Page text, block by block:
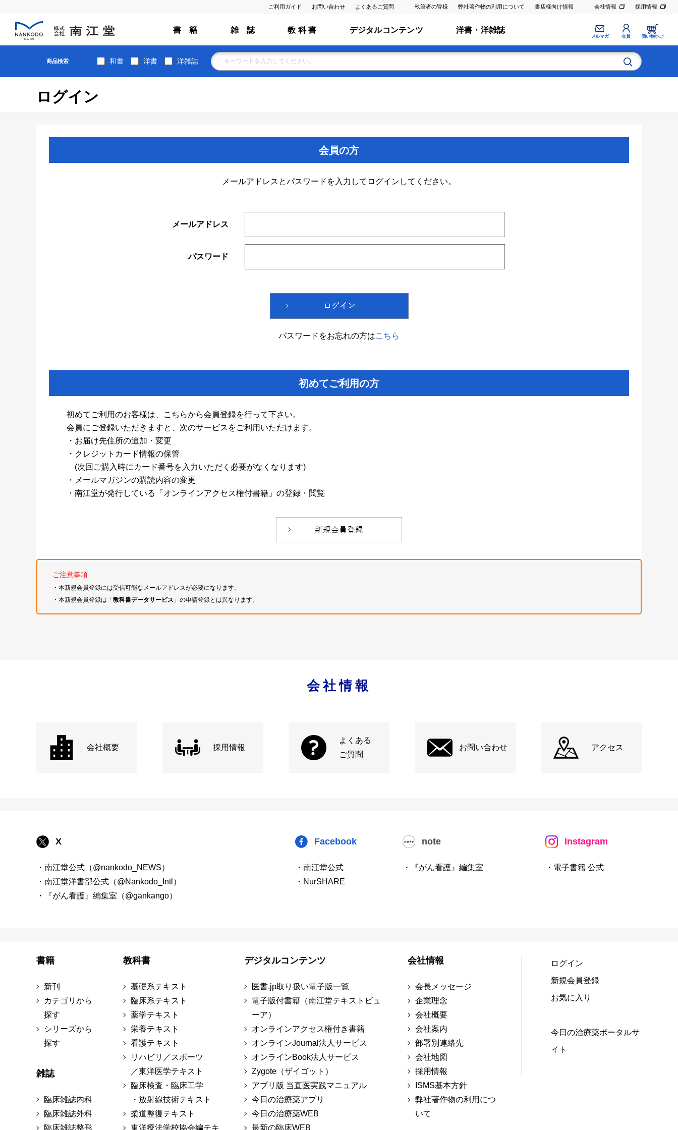
ご利用ガイド お問い合わせ よくあるご質問 執筆者の皆様 弊社著作物の利用について 書店様向け情報 会社情報 採用情報
書 籍 雑 誌 教 科 書 デジタルコンテンツ 洋書・洋雑誌
メルマガ 会員 買い物かご
商品検索 和書 洋書 洋雑誌
ログイン
会員の方
メールアドレスとパスワードを入力してログインしてください。
メールアドレス
パスワード
パスワードをお忘れの方はこちら
初めてご利用の方
初めてご利用のお客様は、こちらから会員登録を行って下さい。
会員にご登録いただきますと、次のサービスをご利用いただけます。
・お届け先住所の追加・変更
・クレジットカード情報の保管
(次回ご購入時にカード番号を入力いただく必要がなくなります)
・メールマガジンの購読内容の変更
・南江堂が発行している「オンラインアクセス権付書籍」の登録・閲覧
ご注意事項
・本新規会員登録には受信可能なメールアドレスが必要になります。
・本新規会員登録は「教科書データサービス 」の申請登録とは異なります。
会社情報
会社概要 採用情報
よくある
ご質問
お問い合わせ アクセス
X
・南江堂公式（@nankodo_NEWS）
・南江堂洋書部公式（@Nankodo_Intl）
・『がん看護』編集室（@gankango）
Facebook
・南江堂公式
・NurSHARE
note
・『がん看護』編集室
Instagram
・電子書籍 公式
書籍
新刊
カテゴリから
探す
シリーズから
探す
雑誌
臨床雑誌内科
臨床雑誌外科
臨床雑誌整形
教科書
基礎系テキスト
臨床系テキスト
薬学テキスト
栄養テキスト
看護テキスト
リハビリ／スポーツ
／東洋医学テキスト
臨床検査・臨床工学
・放射線技術テキスト
柔道整復テキスト
東洋療法学校協会編テキ
デジタルコンテンツ
医書.jp取り扱い電子版一覧
電子版付書籍（南江堂テキストビュ
ーア）
オンラインアクセス権付き書籍
オンラインJournal法人サービス
オンラインBook法人サービス
Zygote（ザイゴット）
アプリ版 当直医実践マニュアル
今日の治療薬アプリ
今日の治療薬WEB
最新の臨床WEB
会社情報
会長メッセージ
企業理念
会社概要
会社案内
部署別連絡先
会社地図
採用情報
ISMS基本方針
弊社著作物の利用につ
いて
ログイン
新規会員登録
お気に入り
今日の治療薬ポータルサ
イト